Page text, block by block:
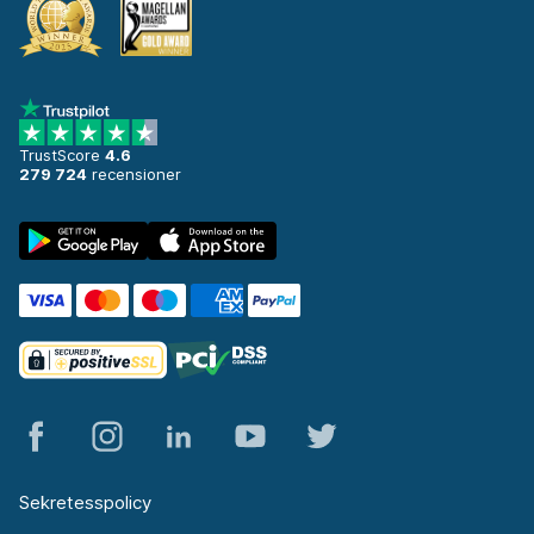
TrustScore 4.6
279 724 recensioner
Sekretesspolicy